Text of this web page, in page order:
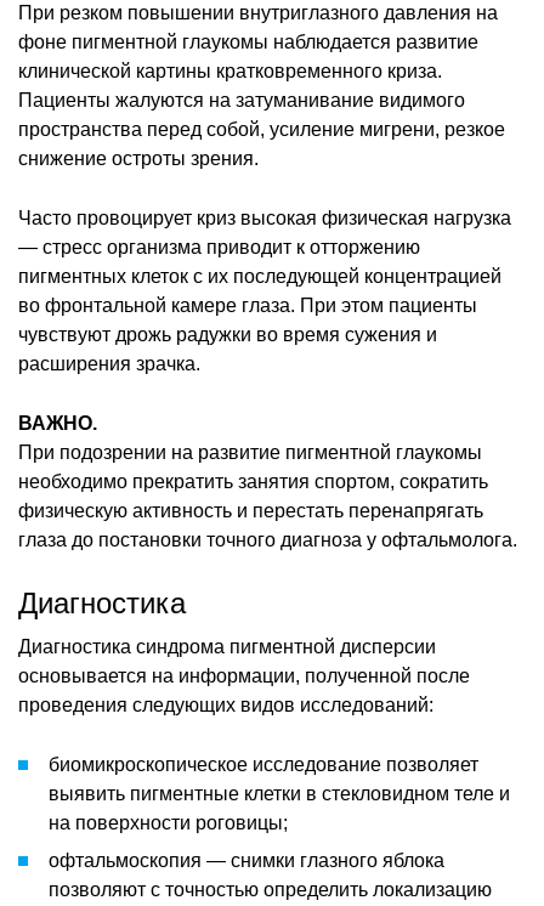
При резком повышении внутриглазного давления на
фоне пигментной глаукомы наблюдается развитие
клинической картины кратковременного криза.
Пациенты жалуются на затуманивание видимого
пространства перед собой, усиление мигрени, резкое
снижение остроты зрения.
Часто провоцирует криз высокая физическая нагрузка
— стресс организма приводит к отторжению
пигментных клеток с их последующей концентрацией
во фронтальной камере глаза. При этом пациенты
чувствуют дрожь радужки во время сужения и
расширения зрачка.
ВАЖНО.
При подозрении на развитие пигментной глаукомы
необходимо прекратить занятия спортом, сократить
физическую активность и перестать перенапрягать
глаза до постановки точного диагноза у офтальмолога.
Диагностика
Диагностика синдрома пигментной дисперсии
основывается на информации, полученной после
проведения следующих видов исследований:
биомикроскопическое исследование позволяет
выявить пигментные клетки в стекловидном теле и
на поверхности роговицы;
офтальмоскопия — снимки глазного яблока
позволяют с точностью определить локализацию